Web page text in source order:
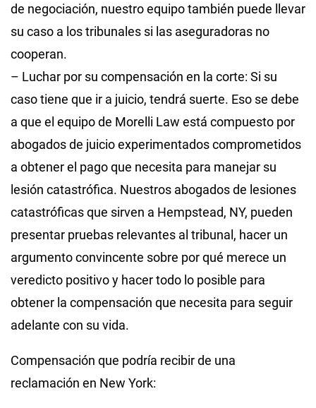
de negociación, nuestro equipo también puede llevar
su caso a los tribunales si las aseguradoras no
cooperan.
– Luchar por su compensación en la corte: Si su
caso tiene que ir a juicio, tendrá suerte. Eso se debe
a que el equipo de Morelli Law está compuesto por
abogados de juicio experimentados comprometidos
a obtener el pago que necesita para manejar su
lesión catastrófica. Nuestros abogados de lesiones
catastróficas que sirven a Hempstead, NY, pueden
presentar pruebas relevantes al tribunal, hacer un
argumento convincente sobre por qué merece un
veredicto positivo y hacer todo lo posible para
obtener la compensación que necesita para seguir
adelante con su vida.
Compensación que podría recibir de una
reclamación en New York: